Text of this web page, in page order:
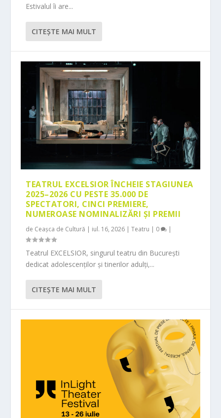
Estivalul îi are...
CITEŞTE MAI MULT
TEATRUL EXCELSIOR ÎNCHEIE STAGIUNEA
2025–2026 CU PESTE 35.000 DE
SPECTATORI, CINCI PREMIERE,
NUMEROASE NOMINALIZĂRI ȘI PREMII
de Ceașca de Cultură | iul. 16, 2026 |Teatru | 0 |
Teatrul EXCELSIOR, singurul teatru din București
dedicat adolescenților și tinerilor adulți,...
CITEŞTE MAI MULT